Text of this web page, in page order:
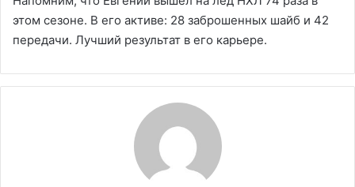
этом сезоне. В его активе: 28 заброшенных шайб и 42
передачи. Лучший результат в его карьере.